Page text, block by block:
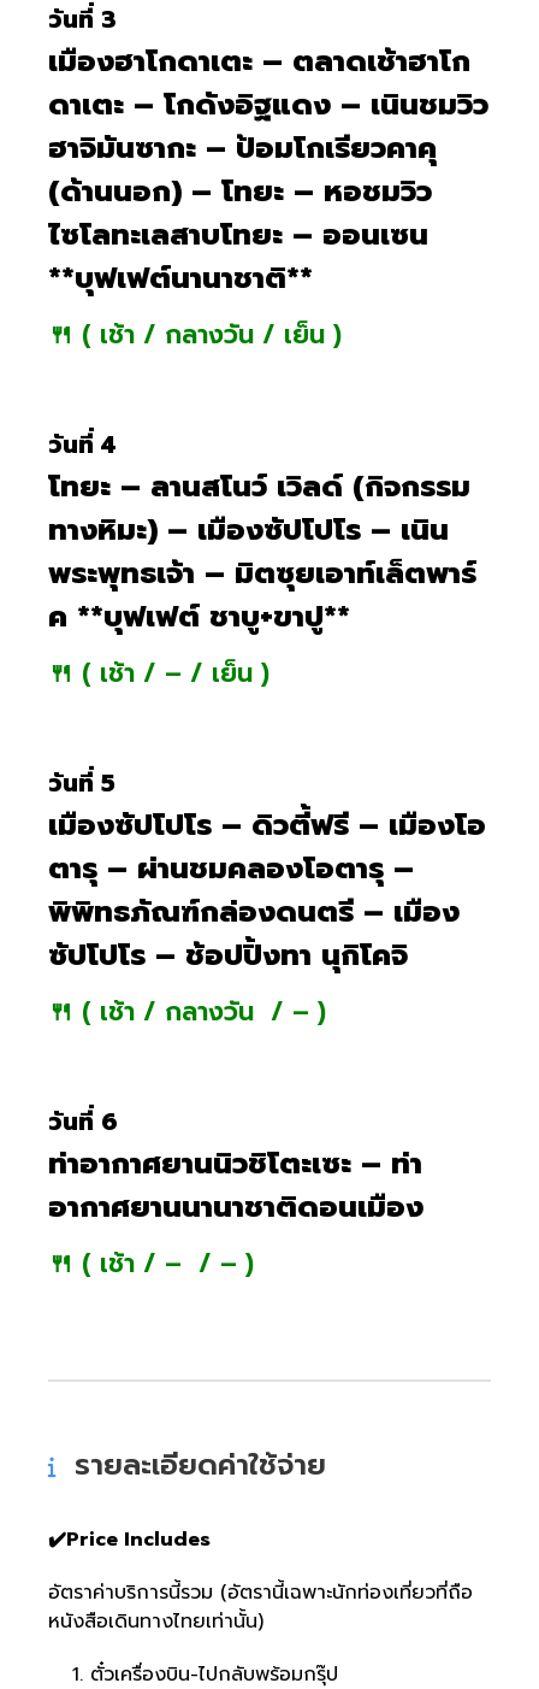
วันที่ 3
เมืองฮาโกดาเตะ – ตลาดเช้าฮาโก
ดาเตะ – โกดังอิฐแดง – เนินชมวิว
ฮาจิมันซากะ – ป้อมโกเรียวคาคุ
(ด้านนอก) – โทยะ – หอชมวิว
ไซโลทะเลสาบโทยะ – ออนเซน
**บุฟเฟต์นานาชาติ**
🍴 ( เช้า / กลางวัน / เย็น )
วันที่ 4
โทยะ – ลานสโนว์ เวิลด์ (กิจกรรม
ทางหิมะ) – เมืองซัปโปโร – เนิน
พระพุทธเจ้า – มิตซุยเอาท์เล็ตพาร์
ค **บุฟเฟต์ ชาบู+ขาปู**
🍴 ( เช้า / – / เย็น )
วันที่ 5
เมืองซัปโปโร – ดิวตี้ฟรี – เมืองโอ
ตารุ – ผ่านชมคลองโอตารุ –
พิพิทธภัณฑ์กล่องดนตรี – เมือง
ซัปโปโร – ช้อปปิ้งทา นุกิโคจิ
🍴 ( เช้า / กลางวัน / – )
วันที่ 6
ท่าอากาศยานนิวชิโตะเซะ – ท่า
อากาศยานนานาชาติดอนเมือง
🍴 ( เช้า / – / – )
รายละเอียดค่าใช้จ่าย
✔️Price Includes
อัตราค่าบริการนี้รวม (อัตรานี้เฉพาะนักท่องเที่ยวที่ถือ
หนังสือเดินทางไทยเท่านั้น)
ตั๋วเครื่องบิน-ไปกลับพร้อมกรุ๊ป